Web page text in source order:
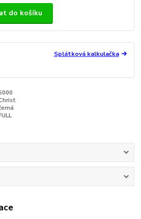
do košíku
Splátková kalkulačka